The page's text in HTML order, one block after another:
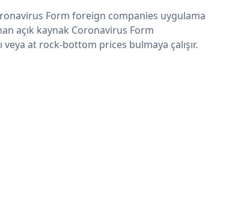
Form foreign companies uygulama
açık kaynak Coronavirus Form
veya at rock-bottom prices bulmaya çalışır.